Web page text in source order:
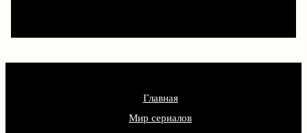
Главная
Мир сериалов